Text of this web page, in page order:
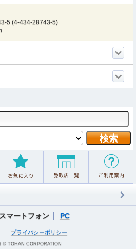
5 (4-434-28743-5)
スマートフォン PC
プライバシーポリシー
© TOHAN CORPORATION